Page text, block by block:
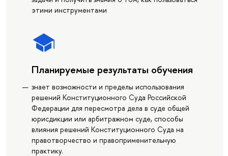
этими инструментами
Планируемые результаты обучения
знает возможности и пределы использования
решений Конституционного Суда Российской
Федерации для пересмотра дела в суде общей
юрисдикции или арбитражном суде, способы
влияния решений Конституционного Суда на
правотворчество и правоприменительную
практику.